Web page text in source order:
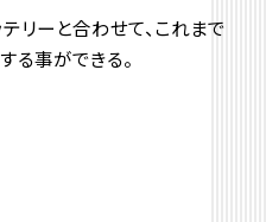
リーと合わせて、これまで
る事ができる。